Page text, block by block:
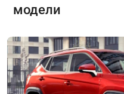
модели